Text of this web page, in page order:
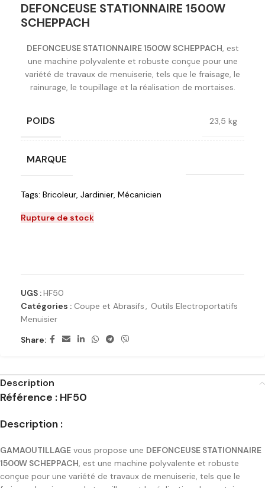
DEFONCEUSE STATIONNAIRE 1500W
SCHEPPACH
DEFONCEUSE STATIONNAIRE 1500W SCHEPPACH, est
une machine polyvalente et robuste conçue pour une
variété de travaux de menuiserie, tels que le fraisage, le
rainurage, le toupillage et la réalisation de mortaises.
POIDS 23,5 kg
MARQUE
Tags: Bricoleur, Jardinier, Mécanicien
Rupture de stock
UGS :HF50
Catégories : Coupe et Abrasifs, Outils Electroportatifs
Menuisier
Share:
Description
Référence : HF50
Description :
GAMAOUTILLAGE vous propose une DEFONCEUSE STATIONNAIRE
1500W SCHEPPACH, est une machine polyvalente et robuste
conçue pour une variété de travaux de menuiserie, tels que le